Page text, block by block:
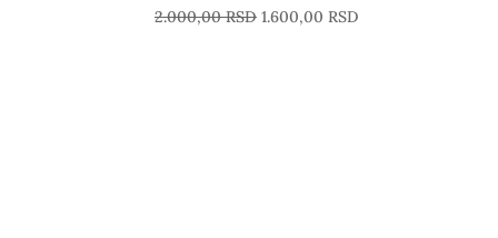
2.000,00RSD 1.600,00 RSD